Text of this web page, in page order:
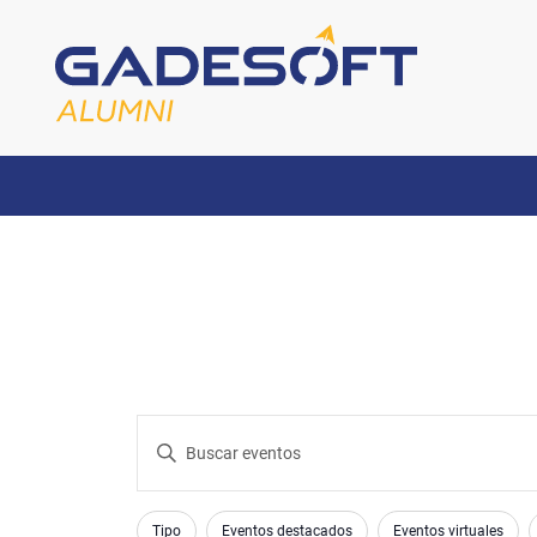
Navegación
de
Introduce
clave.
Filters
Changing
Tipo Eventos destacados Eventos virtuales